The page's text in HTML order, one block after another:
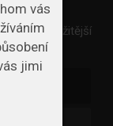
vás
jimi
ty nejdůležitější